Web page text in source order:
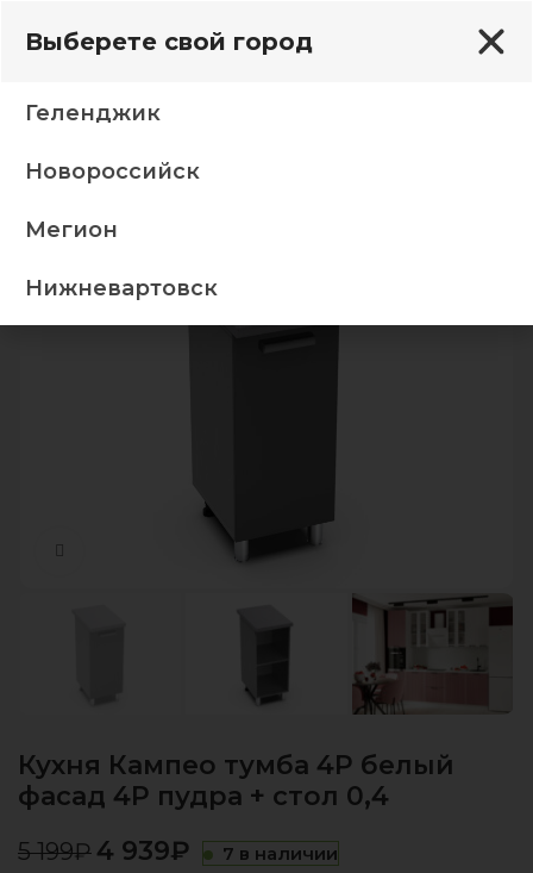
Кампео тумба 4Р белый фасад 4Р пудра + стол 0,4
Нажмите, чтобы увеличить
Кухня Кампео тумба 4Р белый
фасад 4Р пудра + стол 0,4
5 199₽ 4 939₽ 7 в наличии
Выберете свой город
Геленджик
Новороссийск
Мегион
Нижневартовск